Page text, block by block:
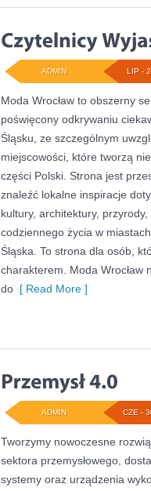
LIP -
ADMIN
Moda Wrocław to obszerny
poświęcony odkrywaniu
Śląsku, ze szczególnym
miejscowości, które tworzą
części Polski. Strona jest
znaleźć lokalne inspiracje
kultury, architektury,
codziennego życia w
Śląska. To strona dla osób,
charakterem. Moda Wrocław
do [ Read More ]
CZE -
ADMIN
Tworzymy nowoczesne
sektora przemysłowego,
systemy oraz urządzenia